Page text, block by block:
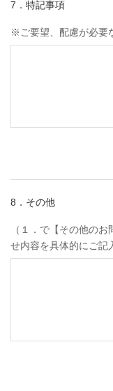
7．特記事項
※ご要望、配慮が必要
8．その他
（１．で【その他の
せ内容を具体的にご記